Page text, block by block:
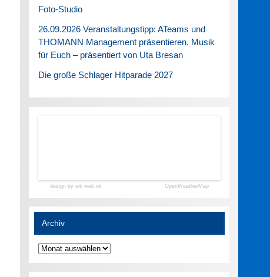
Foto-Studio
26.09.2026 Veranstaltungstipp: ATeams und
THOMANN Management präsentieren. Musik
für Euch – präsentiert von Uta Bresan
Die große Schlager Hitparade 2027
design by siti web ok OpenWeatherMap
Archiv
Archiv